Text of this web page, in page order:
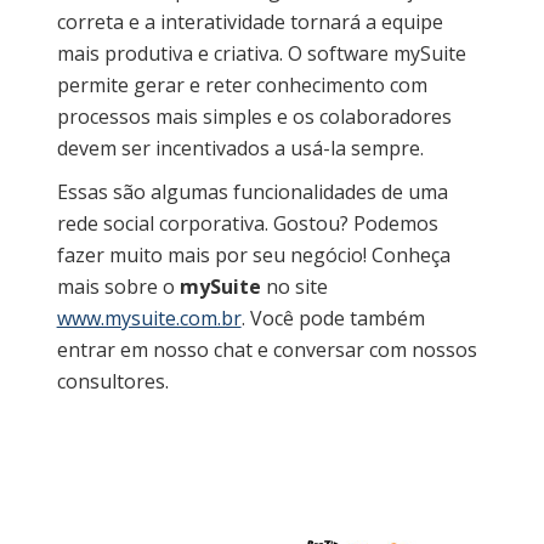
correta e a interatividade tornará a equipe
mais produtiva e criativa. O software mySuite
permite gerar e reter conhecimento com
processos mais simples e os colaboradores
devem ser incentivados a usá-la sempre.
Essas são algumas funcionalidades de uma
rede social corporativa. Gostou? Podemos
fazer muito mais por seu negócio! Conheça
mais sobre o mySuite no site
www.mysuite.com.br. Você pode também
entrar em nosso chat e conversar com nossos
consultores.